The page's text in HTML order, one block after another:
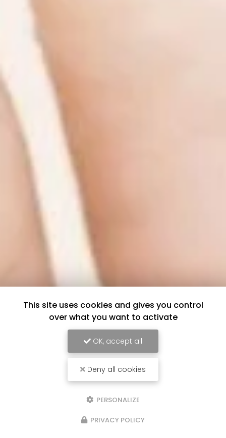
This site uses cookies and gives you control
over what you want to activate
OK, accept all
Deny all cookies
PERSONALIZE
PRIVACY POLICY